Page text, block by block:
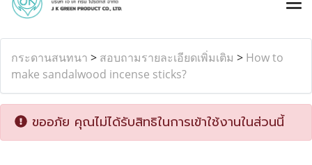
กระดานสนทนา > สอบถามรายละเอียดเพิ่มเติม > How to
make sandalwood incense sticks?
ขออภัย คุณไม่ได้รับสิทธิในการเข้าใช้งานในส่วนนี้